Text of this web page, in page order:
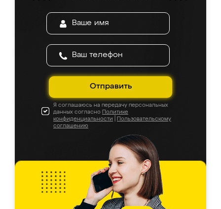
Отправить
Я соглашаюсь на передачу персональных
данных согласно Политике
конфиденциальности
Пользовательскому
соглашению